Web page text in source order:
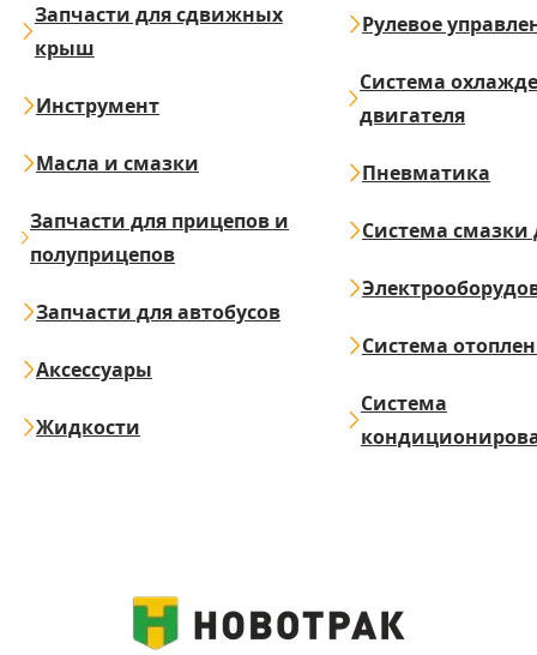
Запчасти для сдвижных
крыш
Инструмент
Масла и смазки
Запчасти для прицепов и
полуприцепов
Запчасти для автобусов
Аксессуары
Жидкости
Рулевое
Система
двигателя
Пневматика
Система смазки
Система
Система